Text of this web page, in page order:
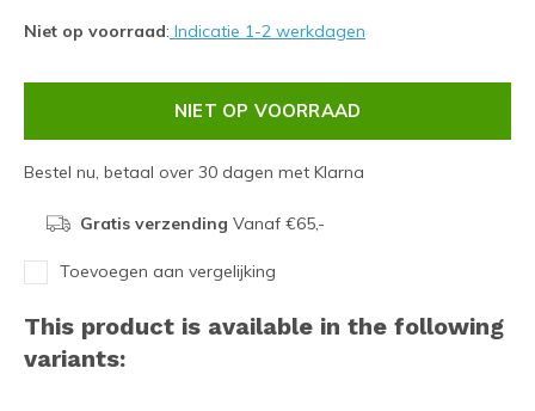
Niet op voorraad: Indicatie 1-2 werkdagen
NIET OP VOORRAAD
Bestel nu, betaal over 30 dagen met Klarna
Gratis verzending Vanaf €65,-
Toevoegen aan vergelijking
This product is available in the following
variants: